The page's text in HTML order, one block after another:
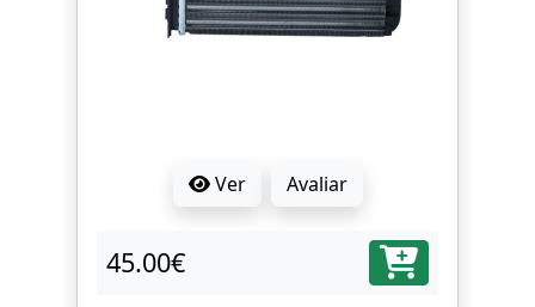
Ver Avaliar
45.00€